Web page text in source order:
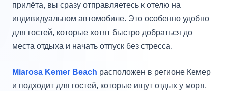
прилёта, вы сразу отправляетесь к отелю на
индивидуальном автомобиле. Это особенно удобно
для гостей, которые хотят быстро добраться до
места отдыха и начать отпуск без стресса.
Miarosa Kemer Beach расположен в регионе Кемер
и подходит для гостей, которые ищут отдых у моря,